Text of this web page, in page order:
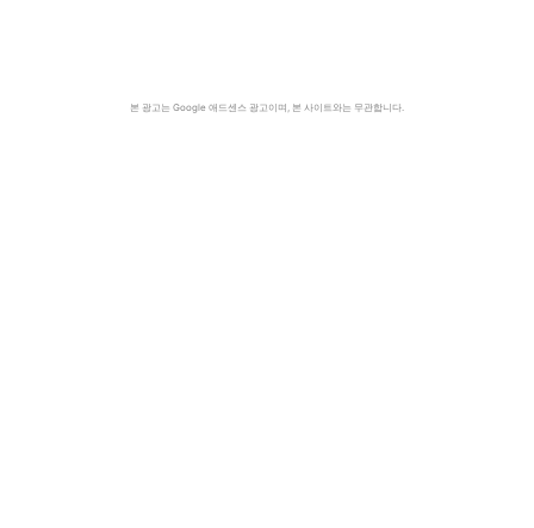
본 광고는 Google 애드센스 광고이며, 본 사이트와는 무관합니다.